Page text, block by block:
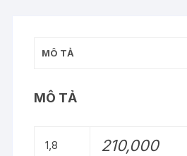
MÔ TẢ
MÔ TẢ
1,8 210,000